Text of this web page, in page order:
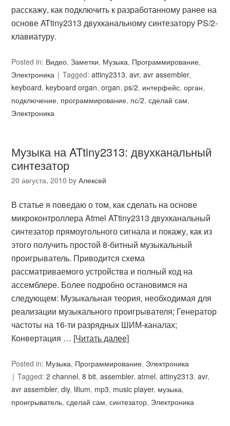
расскажу, как подключить к разработанному ранее на
основе ATtiny2313 двухканальному синтезатору PS/2-
клавиатуру.
Posted in: Видео,Заметки, Музыка, Программирование,
Электроника
Tagged:attiny2313,avr,avr assembler,
keyboard,keyboard organ,organ,ps/2, интерфейс,орган,
подключение, программирование, пс/2,сделай сам,
Электроника
Музыка на ATtiny2313: двухканальный
синтезатор
20 августа, 2010 byАлексей
В статье я поведаю о том, как сделать на основе
микроконтроллера Atmel ATtiny2313 двухканальный
синтезатор прямоугольного сигнала и покажу, как из
этого получить простой 8-битный музыкальный
проигрыватель. Приводится схема
рассматриваемого устройства и полный код на
ассемблере. Более подробно остановимся на
следующем: Музыкальная теория, необходимая для
реализации музыкального проигрывателя; Генератор
частоты на 16-ти разрядных ШИМ-каналах;
Конвертация … [Читать далее]
Posted in: Музыка, Программирование, Электроника
Tagged:2 channel,8 bit,assembler,atmel,attiny2313,avr,
avr assembler,diy, lilium, mp3, music player, музыка,
проигрыватель,сделай сам,синтезатор, Электроника